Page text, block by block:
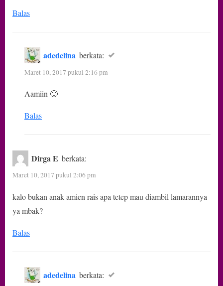
Balas
adedelina berkata:
Maret 10, 2017 pukul 2:16 pm
Aamiin 🙂
Balas
Dirga E berkata:
Maret 10, 2017 pukul 2:06 pm
kalo bukan anak amien rais apa tetep mau diambil lamarannya
ya mbak?
Balas
adedelina berkata: